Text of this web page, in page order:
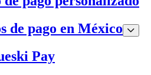
de pago en México
Pay